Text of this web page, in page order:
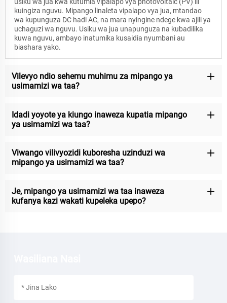
usiku wa jua kwa kutumia vipalapo vya photovoltaic (PV) ili
kuingiza nguvu. Mipango linaleta vipalapo vya jua, mtandao
wa kupunguza DC hadi AC, na mara nyingine ndege kwa ajili ya
uchaguzi wa nguvu. Usiku wa jua unapunguza na kubadilika
kuwa nguvu, ambayo inatumika kusaidia nyumbani au
biashara yako.
Vilevyo ndio sehemu muhimu za mipango ya
usimamizi wa taa?
Idadi yoyote ya kiungo inaweza kupatia mipango
ya usimamizi wa taa?
Viwango vilivyozidi kuboresha uzinduzi wa
mipango ya usimamizi wa taa?
Je, mipango ya usimamizi wa taa inaweza
kufanya kazi wakati kupeleka upepo?